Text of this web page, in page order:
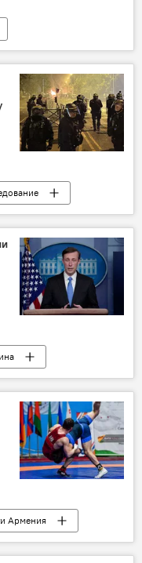
Армения